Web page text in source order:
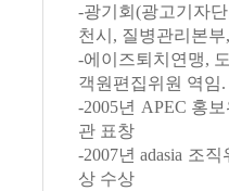
-광기회(광고기자
천시, 질병관리본부,
-에이즈퇴치연맹,
객원편집위원 역임.
-2005년 APEC 홍
관 표창
-2007년 adasia 조
상 수상